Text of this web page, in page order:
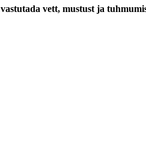
vastutada vett, mustust ja